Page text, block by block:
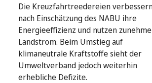
Die Kreuzfahrtreedereien
nach Einschätzung des NABU ihre
Energieeffizienz und nutzen
Landstrom. Beim Umstieg auf
klimaneutrale Kraftstoffe sieht der
Umweltverband jedoch weiterhin
erhebliche Defizite.